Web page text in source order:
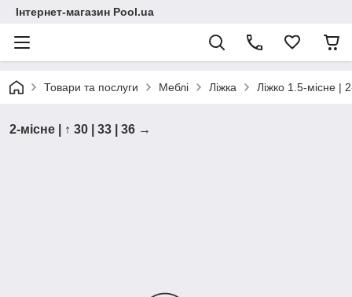
Інтернет-магазин Pool.ua
Товари та послуги Меблі Ліжка Ліжко 1.5-місне |
2-місне | ↑ 30 | 33 | 36 →